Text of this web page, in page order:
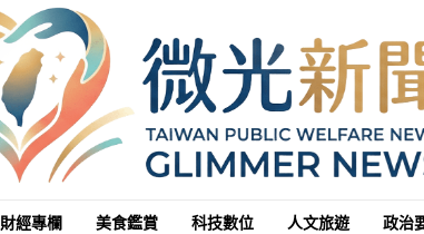
財經專欄 美食鑑賞 科技數位 人文旅遊 政治